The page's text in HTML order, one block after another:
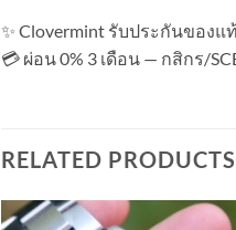
✨ Clovermint รับประกันของแ
💳 ผ่อน 0% 3 เดือน — กสิกร/
RELATED PRODUCTS